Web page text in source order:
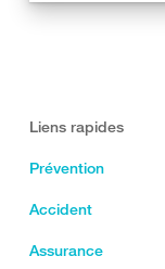
Liens rapides
Prévention
Accident
Assurance